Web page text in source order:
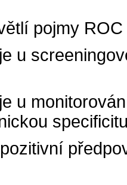
pojmy
u
u